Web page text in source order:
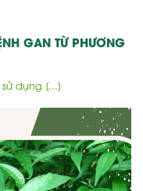
GAN TỪ PHƯƠNG
dụng [...]